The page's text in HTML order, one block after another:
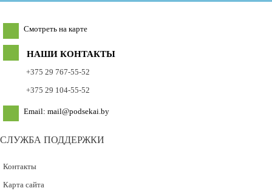
Смотреть на карте
НАШИ КОНТАКТЫ
+375 29 767-55-52
+375 29 104-55-52
Email: mail@podsekai.by
СЛУЖБА ПОДДЕРЖКИ
Контакты
Карта сайта